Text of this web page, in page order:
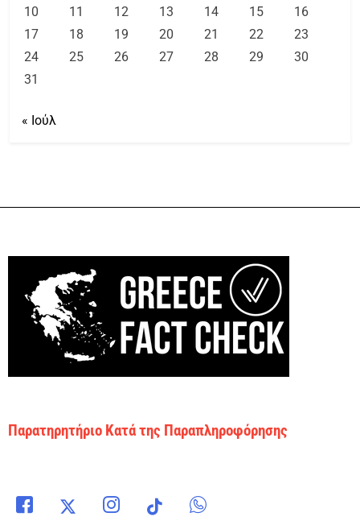
10
11 12 13 14 15
16
17
18 19 20 21 22
23
24
25 26 27 28 29
30
31
« Ιούλ
Παρατηρητήριο Κατά της Παραπληροφόρησης